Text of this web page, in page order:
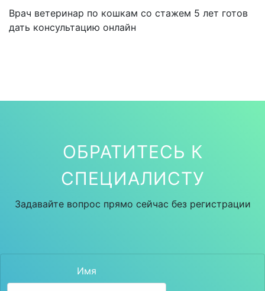
Врач ветеринар по кошкам со стажем 5 лет готов
дать консультацию онлайн
ОБРАТИТЕСЬ К
СПЕЦИАЛИСТУ
Задавайте вопрос прямо сейчас без регистрации
Имя